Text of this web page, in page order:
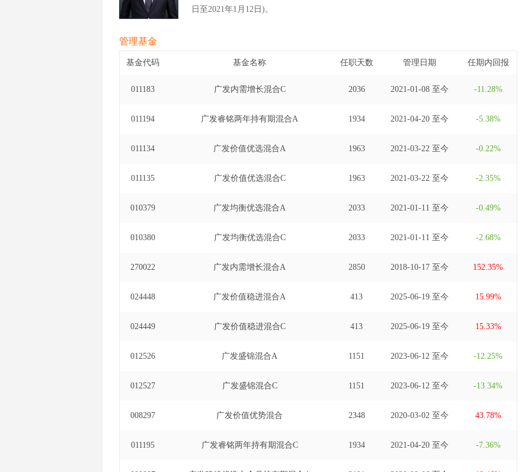
日至2021年1月12日)。
管理基金
基金代码 基金名称 任职天数 管理日期 任期内回报
011183 广发内需增长混合C 2036 2021-01-08 至今 -11.28%
011194 广发睿铭两年持有期混合A 1934 2021-04-20 至今 -5.38%
011134 广发价值优选混合A 1963 2021-03-22 至今 -0.22%
011135 广发价值优选混合C 1963 2021-03-22 至今 -2.35%
010379 广发均衡优选混合A 2033 2021-01-11 至今 -0.49%
010380 广发均衡优选混合C 2033 2021-01-11 至今 -2.68%
270022 广发内需增长混合A 2850 2018-10-17 至今 152.35%
024448 广发价值稳进混合A 413 2025-06-19 至今 15.99%
024449 广发价值稳进混合C 413 2025-06-19 至今 15.33%
012526 广发盛锦混合A 1151 2023-06-12 至今 -12.25%
012527 广发盛锦混合C 1151 2023-06-12 至今 -13.34%
008297 广发价值优势混合 2348 2020-03-02 至今 43.78%
011195 广发睿铭两年持有期混合C 1934 2021-04-20 至今 -7.36%